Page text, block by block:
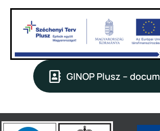
GINOP Plusz –